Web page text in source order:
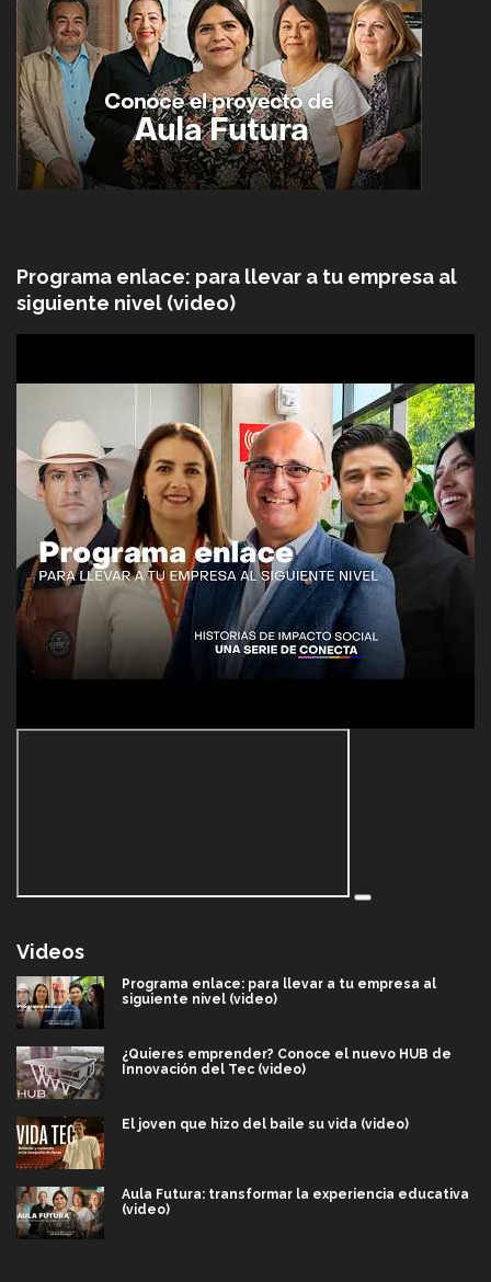
Programa enlace: para llevar a tu empresa al
siguiente nivel (video)
Videos
Programa enlace: para llevar a tu empresa al
siguiente nivel (video)
¿Quieres emprender? Conoce el nuevo HUB de
Innovación del Tec (video)
El joven que hizo del baile su vida (video)
Aula Futura: transformar la experiencia educativa
(video)